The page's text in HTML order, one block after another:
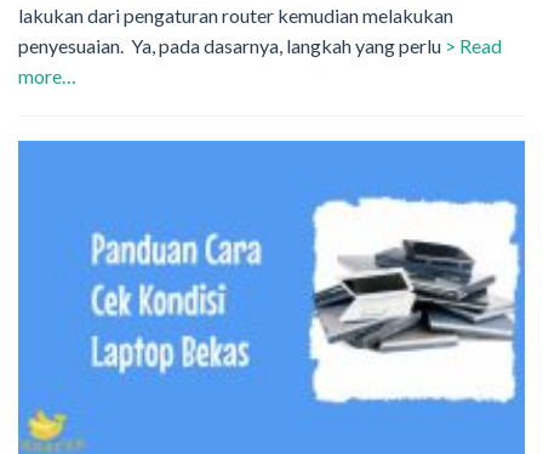
lakukan dari pengaturan router kemudian melakukan
penyesuaian. Ya, pada dasarnya, langkah yang perlu > Read
more…